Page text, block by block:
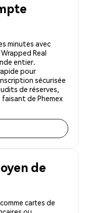
minutes avec
Real
entier.
pour
sécurisée
de réserves,
de Phemex
de
cartes de